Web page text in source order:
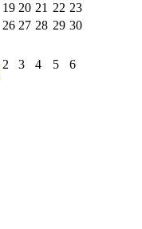
19 20 21 22 23
26 27 28 29 30
2 3 4 5 6